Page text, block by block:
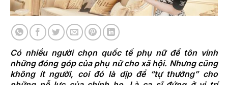
Có nhiều người chọn quốc tế phụ nữ để tôn vinh
những đóng góp của phụ nữ cho xã hội. Nhưng cũng
không ít người, coi đó là dịp để “tự thưởng” cho